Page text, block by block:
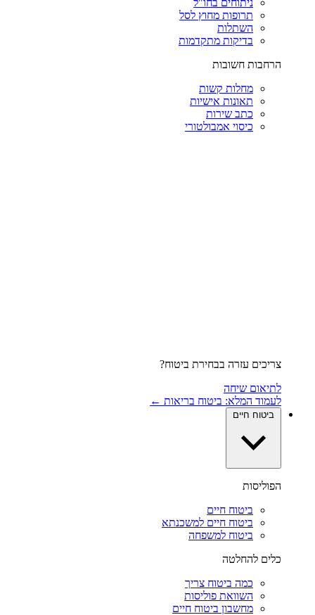
ניתוחים בחו"ל
תרופות מחוץ לסל
השתלות
בדיקות מתקדמות
הרחבות חשובות
מחלות קשות
תאונות אישיות
כתב שירות
כיסוי אמבולטורי
צריכים עזרה בבחירת ביטוח?
לתיאום שיחה
לעמוד המלא: ביטוח בריאות ←
ביטוח חיים
הפוליסות
ביטוח חיים
ביטוח חיים למשכנתא
ביטוח למשפחה
כלים להחלטה
כמה ביטוח צריך
השוואת פוליסות
מחשבון ביטוח חיים